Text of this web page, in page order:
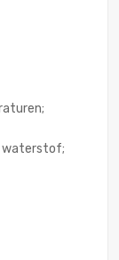
waterstof;